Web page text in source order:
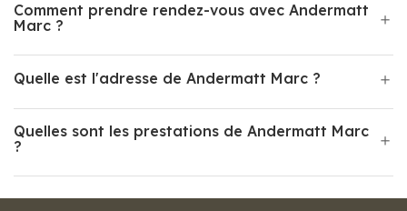
Comment prendre rendez-vous avec Andermatt
Marc ?
Quelle est l'adresse de Andermatt Marc ?
Quelles sont les prestations de Andermatt Marc
?